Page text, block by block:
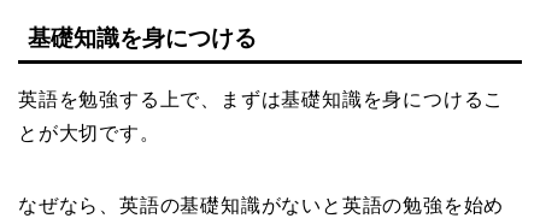
基礎知識を身につける
英語を勉強する上で、まずは基礎知識を身につけるこ
とが大切です。
なぜなら、英語の基礎知識がないと英語の勉強を始め